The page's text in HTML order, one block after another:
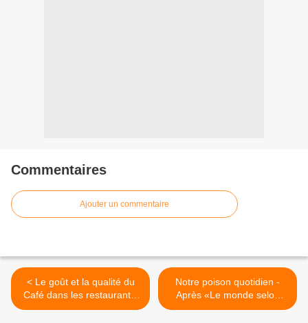
Commentaires
Ajouter un commentaire
< Le goût et la qualité du
Café dans les restaurants,
les cafés et les salons de
Notre poison quotidien -
Après «Le monde selon
Monsanto», la journaliste